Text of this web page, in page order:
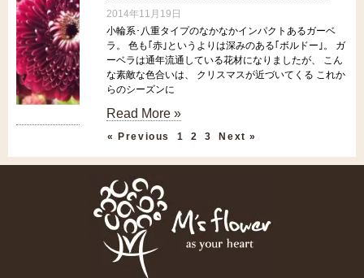
2014年11月19日
小輪系･八重タイプのなかなかインパクトあるガーベ
ラ。 色も｢赤｣というよりは深みのある｢ボルドー｣。 ガ
ーベラは通年流通している花材になりましたが、 こん
な素敵な色合いは、 クリスマスが近づいてくる これか
らのシーズンに
Read More »
« Previous 1 2 3 Next »